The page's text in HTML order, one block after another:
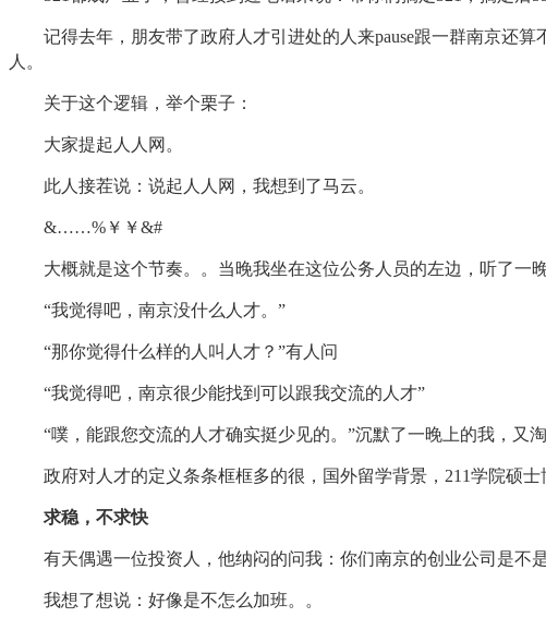
记得去年，朋友带了政府人才引进处的人来pause跟一群南京还算
人。
关于这个逻辑，举个栗子：
大家提起人人网。
此人接茬说：说起人人网，我想到了马云。
&……%￥￥&#
大概就是这个节奏。。当晚我坐在这位公务人员的左边，听了一晚
“我觉得吧，南京没什么人才。”
“那你觉得什么样的人叫人才？”有人问
“我觉得吧，南京很少能找到可以跟我交流的人才”
“噗，能跟您交流的人才确实挺少见的。”沉默了一晚上的我，又淘
政府对人才的定义条条框框多的很，国外留学背景，211学院硕士
求稳，不求快
有天偶遇一位投资人，他纳闷的问我：你们南京的创业公司是不
我想了想说：好像是不怎么加班。。